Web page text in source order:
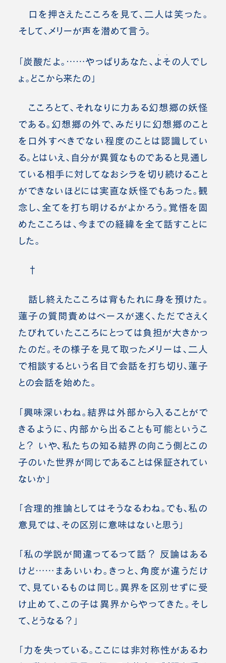
口を押さえたこころを見て、二人は笑った。
そして、メリーが声を潜めて言う。
「炭酸だよ。……やっぱりあなた、 よそ
・・
の人でし
ょ。どこから来たの」
こころとて、それなりに力ある幻想郷の妖怪
である。幻想郷の外で、みだりに幻想郷のこと
を口外すべきでない程度のことは認識してい
る。とはいえ、自分が異質なものであると見通し
ている相手に対してなおシラを切り続けること
ができないほどには実直な妖怪でもあった。観
念し、全てを打ち明けるがよかろう。覚悟を固
めたこころは、今までの経緯を全て話すことに
した。
†
話し終えたこころは背もたれに身を預けた。
蓮子の質問責めはペースが速く、ただでさえく
たびれていたこころにとっては負担が大きかっ
たのだ。その様子を見て取ったメリーは、二人
で相談するという名目で会話を打ち切り、蓮子
との会話を始めた。
「興味深いわね。結界は外部から入ることがで
きるように、内部から出ることも可能というこ
と？ いや、私たちの知る結界の向こう側とこの
子のいた世界が同じであることは保証されてい
ないか」
「合理的推論としてはそうなるわね。でも、私の
意見では、その区別に意味はないと思う」
「私の学説が間違ってるって話？ 反論はある
けど……まあいいわ。きっと、角度が違うだけ
で、見ているものは同じ。異界を区別せずに受
け止めて、この子は異界からやってきた。そし
て、どうなる？」
「力を失っている。ここには非対称性があるわ